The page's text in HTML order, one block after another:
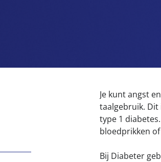
Je kunt angst
taalgebruik. Dit
type 1
bloedprikken
Bij Diabeter